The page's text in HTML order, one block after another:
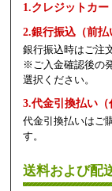
1.クレジットカー
2.銀行振込（前
銀行振込時はご注
※ご入金確認後の
選択ください。
3.代金引換払い
代金引換払いはご
す。
送料および配